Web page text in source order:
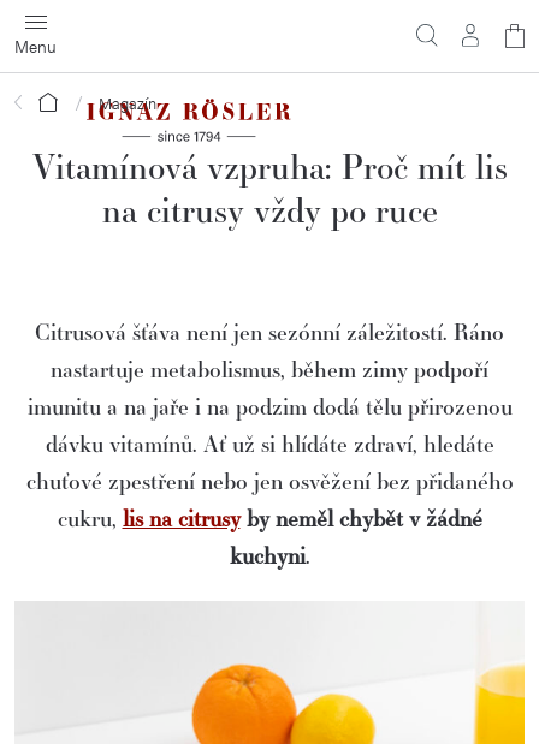
Přejít
na
obsah
Domů Magazín
Vitamínová vzpruha: Proč mít lis
na citrusy vždy po ruce
Citrusová šťáva není jen sezónní záležitostí. Ráno
nastartuje metabolismus, během zimy podpoří
imunitu a na jaře i na podzim dodá tělu přirozenou
dávku vitamínů. Ať už si hlídáte zdraví, hledáte
chuťové zpestření nebo jen osvěžení bez přidaného
cukru, lis na citrusyby neměl chybět v žádné
kuchyni.